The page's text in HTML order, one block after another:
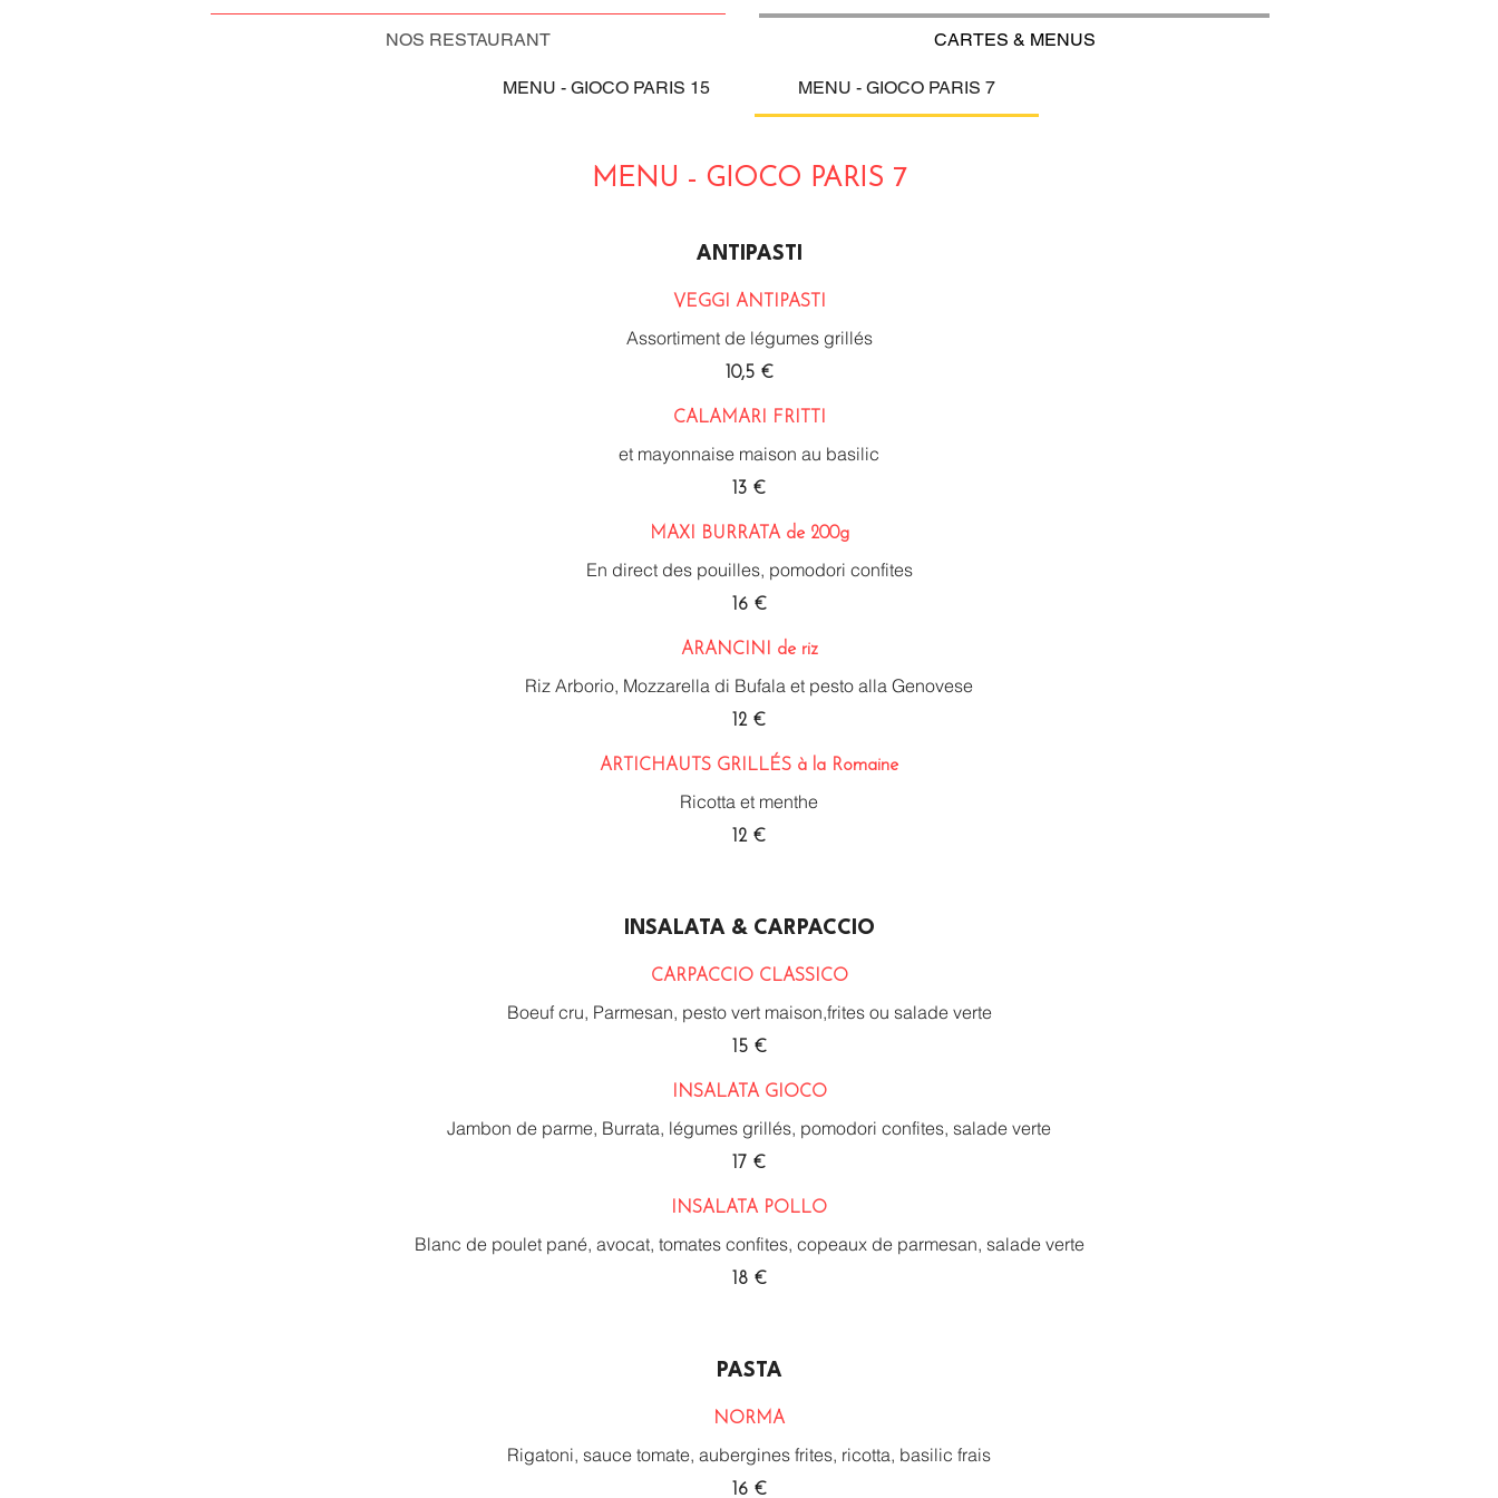
NOS RESTAURANT CARTES & MENUS
MENU - GIOCO PARIS 15 MENU - GIOCO PARIS 7
MENU - GIOCO PARIS 7
ANTIPASTI
VEGGI ANTIPASTI
Assortiment de légumes grillés
10,5 €
CALAMARI FRITTI
et mayonnaise maison au basilic
13 €
MAXI BURRATA de 200g
En direct des pouilles, pomodori confites
16 €
ARANCINI de riz
Riz Arborio, Mozzarella di Bufala et pesto alla Genovese
12 €
ARTICHAUTS GRILLÉS à la Romaine
Ricotta et menthe
12 €
INSALATA & CARPACCIO
CARPACCIO CLASSICO
Boeuf cru, Parmesan, pesto vert maison,frites ou salade verte
15 €
INSALATA GIOCO
Jambon de parme, Burrata, légumes grillés, pomodori confites, salade verte
17 €
INSALATA POLLO
Blanc de poulet pané, avocat, tomates confites, copeaux de parmesan, salade verte
18 €
PASTA
NORMA
Rigatoni, sauce tomate, aubergines frites, ricotta, basilic frais
16 €